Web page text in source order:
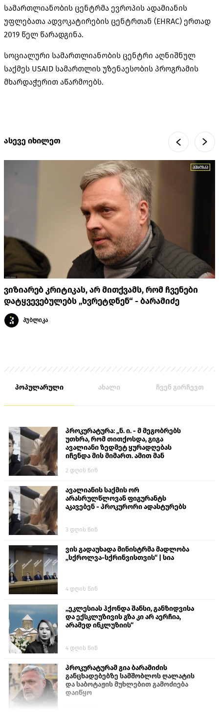
სამართლიანობის ცენტრმა ევროპის ადამიანის
უფლებათა ადვოკატირების ცენტრთან (EHRAC) ერთად
2019 წელ წარადგინა.
სოციალური სამართლიანობის ცენტრი აღნიშნულ
საქმეს USAID სამართლის უზენაესობის პროგრამის
მხარდაჭერით აწარმოებს.
ასევე იხილეთ
ვიზიარებ კრიტიკას, არ მითქვამს, რომ ჩვენები
დატყვევებულებს „ხვრეტდნენ“ - ბარამიძე
პუბლიკა
პოპულარული ახალი ჩვენ გირჩევთ
პროკურატურა: „ნ. ი. - მ მეგობრებს
უთხრა, რომ თითქოსდა, გიგა
ავალიანი ზედმეტ ყურადღებას
იჩენდა მის მიმართ. ამით მან
თავს დასხმოდა გიგა ავალიანს“
2 დღის წინ
ავალიანის საქმის ორ
არასრულწლოვან ფიგურანტს
აკავებენ - პროკურორი ადასტურებს
3 დღის წინ
ვის გადაუხადა მინისტრმა მადლობა
„სქროლვა-სქრინვისთვის“ | სია
4 დღის წინ
„ეკლესიას ჰქონდა შანსი, განზიდვისა
და ექსკლუზივის გზა კი არ აერჩია,
არამედ ინკლუზიის“
4 დღის წინ
პროკურატურამ გია ბარამიძის
განცხადებებზე სამშობლოს ღალატის
და საბოტაჟის მუხლებით გამოძიება
დაიწყო